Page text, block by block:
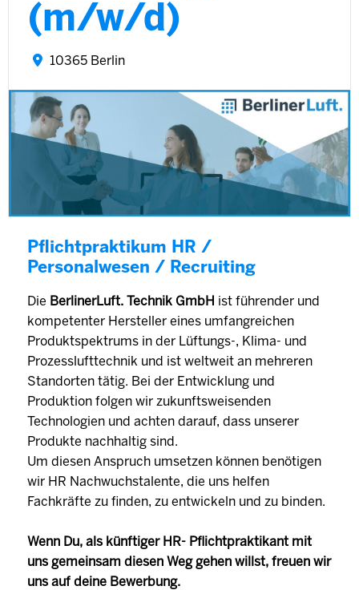
(m/w/d)
10365 Berlin
Pflichtpraktikum HR /
Personalwesen / Recruiting
Die BerlinerLuft. Technik GmbH ist führender und
kompetenter Hersteller eines umfangreichen
Produktspektrums in der Lüftungs-, Klima- und
Prozesslufttechnik und ist weltweit an mehreren
Standorten tätig. Bei der Entwicklung und
Produktion folgen wir zukunftsweisenden
Technologien und achten darauf, dass unserer
Produkte nachhaltig sind.
Um diesen Anspruch umsetzen können benötigen
wir HR Nachwuchstalente, die uns helfen
Fachkräfte zu finden, zu entwickeln und zu binden.
Wenn Du, als künftiger HR- Pflichtpraktikant mit
uns gemeinsam diesen Weg gehen willst, freuen wir
uns auf deine Bewerbung.